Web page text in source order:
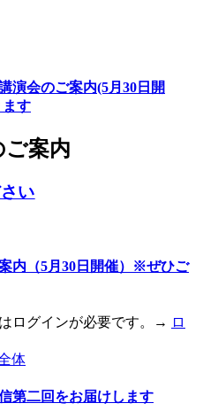
演会のご案内(5月30日開
す
ご案内
い
内（5月30日開催）※ぜひご
ログインが必要です。→ ロ
体
第二回をお届けします